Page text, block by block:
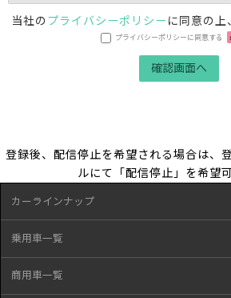
当社の プライバシーポリシー に同意の上
プライバシーポリシーに同意する
登録後、配信停止を希望される場合は、
ルにて「配信停止」を希望
カーラインナップ
乗用車一覧
商用車一覧